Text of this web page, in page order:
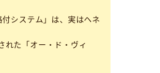
システム」は、実はヘネ
れた「オー・ド・ヴィ